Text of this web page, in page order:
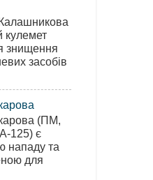
кулемет
знищення
засобів
(ПМ,
125) є
нападу та
для